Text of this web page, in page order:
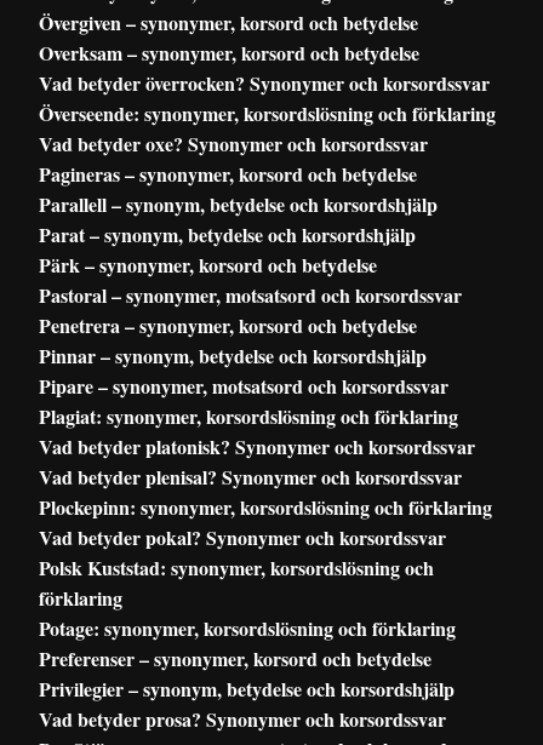
Övergiven – synonymer, korsord och betydelse
Overksam – synonymer, korsord och betydelse
Vad betyder överrocken? Synonymer och korsordssvar
Överseende: synonymer, korsordslösning och förklaring
Vad betyder oxe? Synonymer och korsordssvar
Pagineras – synonymer, korsord och betydelse
Parallell – synonym, betydelse och korsordshjälp
Parat – synonym, betydelse och korsordshjälp
Pärk – synonymer, korsord och betydelse
Pastoral – synonymer, motsatsord och korsordssvar
Penetrera – synonymer, korsord och betydelse
Pinnar – synonym, betydelse och korsordshjälp
Pipare – synonymer, motsatsord och korsordssvar
Plagiat: synonymer, korsordslösning och förklaring
Vad betyder platonisk? Synonymer och korsordssvar
Vad betyder plenisal? Synonymer och korsordssvar
Plockepinn: synonymer, korsordslösning och förklaring
Vad betyder pokal? Synonymer och korsordssvar
Polsk Kuststad: synonymer, korsordslösning och
förklaring
Potage: synonymer, korsordslösning och förklaring
Preferenser – synonymer, korsord och betydelse
Privilegier – synonym, betydelse och korsordshjälp
Vad betyder prosa? Synonymer och korsordssvar